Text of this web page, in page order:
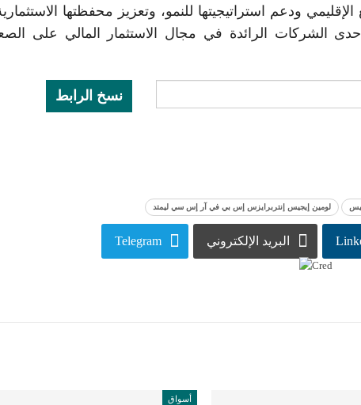
ودعم استراتيجيتها للنمو، وتعزيز محفظتها
الشركات الرائدة في مجال الاستثمار المالي على
نسخ الرابط
لومين إيجيس إنتربرايزس إس بي في آر إس سي ليمتد
البريد الإلكتروني Telegram
أسواق